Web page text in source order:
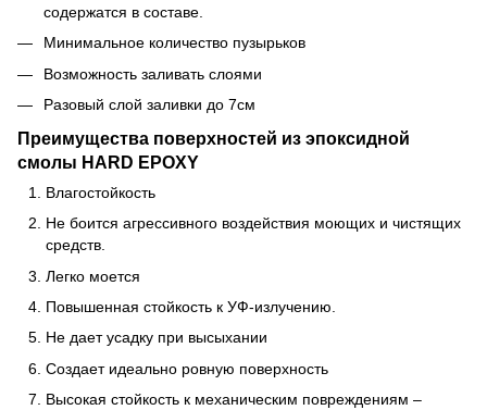
содержатся в составе.
Минимальное количество пузырьков
Возможность заливать слоями
Разовый слой заливки до 7см
Преимущества поверхностей из эпоксидной
смолы HARD EPOXY
Влагостойкость
Не боится агрессивного воздействия моющих и чистящих
средств.
Легко моется
Повышенная стойкость к УФ-излучению.
Не дает усадку при высыхании
Создает идеально ровную поверхность
Высокая стойкость к механическим повреждениям –